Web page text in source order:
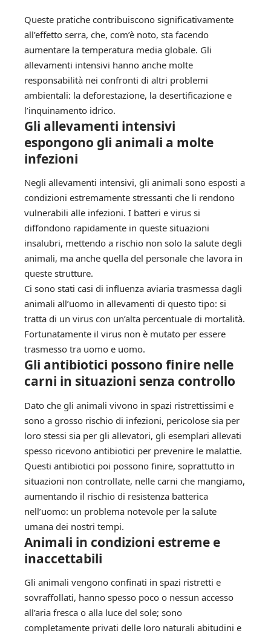
Queste pratiche contribuiscono significativamente
all’effetto serra, che, com’è noto, sta facendo
aumentare la temperatura media globale. Gli
allevamenti intensivi hanno anche molte
responsabilità nei confronti di altri problemi
ambientali: la deforestazione, la desertificazione e
l’inquinamento idrico.
Gli allevamenti intensivi
espongono gli animali a molte
infezioni
Negli allevamenti intensivi, gli animali sono esposti a
condizioni estremamente stressanti che li rendono
vulnerabili alle infezioni. I batteri e virus si
diffondono rapidamente in queste situazioni
insalubri, mettendo a rischio non solo la salute degli
animali, ma anche quella del personale che lavora in
queste strutture.
Ci sono stati casi di influenza aviaria trasmessa dagli
animali all’uomo in allevamenti di questo tipo: si
tratta di un virus con un’alta percentuale di mortalità.
Fortunatamente il virus non è mutato per essere
trasmesso tra uomo e uomo.
Gli antibiotici possono finire nelle
carni in situazioni senza controllo
Dato che gli animali vivono in spazi ristrettissimi e
sono a grosso rischio di infezioni, pericolose sia per
loro stessi sia per gli allevatori, gli esemplari allevati
spesso ricevono antibiotici per prevenire le malattie.
Questi antibiotici poi possono finire, soprattutto in
situazioni non controllate, nelle carni che mangiamo,
aumentando il rischio di resistenza batterica
nell’uomo: un problema notevole per la salute
umana dei nostri tempi.
Animali in condizioni estreme e
inaccettabili
Gli animali vengono confinati in spazi ristretti e
sovraffollati, hanno spesso poco o nessun accesso
all’aria fresca o alla luce del sole; sono
completamente privati delle loro naturali abitudini e